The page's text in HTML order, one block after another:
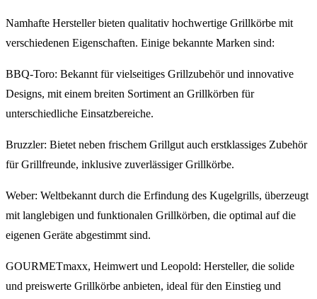
Namhafte Hersteller bieten qualitativ hochwertige Grillkörbe mit
verschiedenen Eigenschaften. Einige bekannte Marken sind:
BBQ-Toro: Bekannt für vielseitiges Grillzubehör und innovative
Designs, mit einem breiten Sortiment an Grillkörben für
unterschiedliche Einsatzbereiche.
Bruzzler: Bietet neben frischem Grillgut auch erstklassiges Zubehör
für Grillfreunde, inklusive zuverlässiger Grillkörbe.
Weber: Weltbekannt durch die Erfindung des Kugelgrills, überzeugt
mit langlebigen und funktionalen Grillkörben, die optimal auf die
eigenen Geräte abgestimmt sind.
GOURMETmaxx, Heimwert und Leopold: Hersteller, die solide
und preiswerte Grillkörbe anbieten, ideal für den Einstieg und